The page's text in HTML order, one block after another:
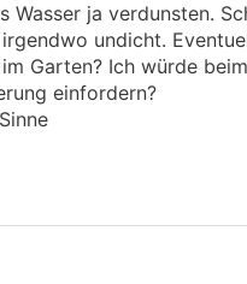
Wasser ja verdunsten.
undicht.
Garten? Ich würde
einfordern?